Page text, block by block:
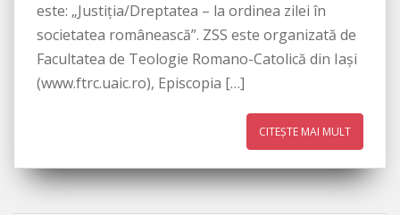
este: „Justiția/Dreptatea – la ordinea zilei în
societatea românească”. ZSS este organizată de
Facultatea de Teologie Romano-Catolică din Iaşi
(www.ftrc.uaic.ro), Episcopia […]
CITEȘTE MAI MULT